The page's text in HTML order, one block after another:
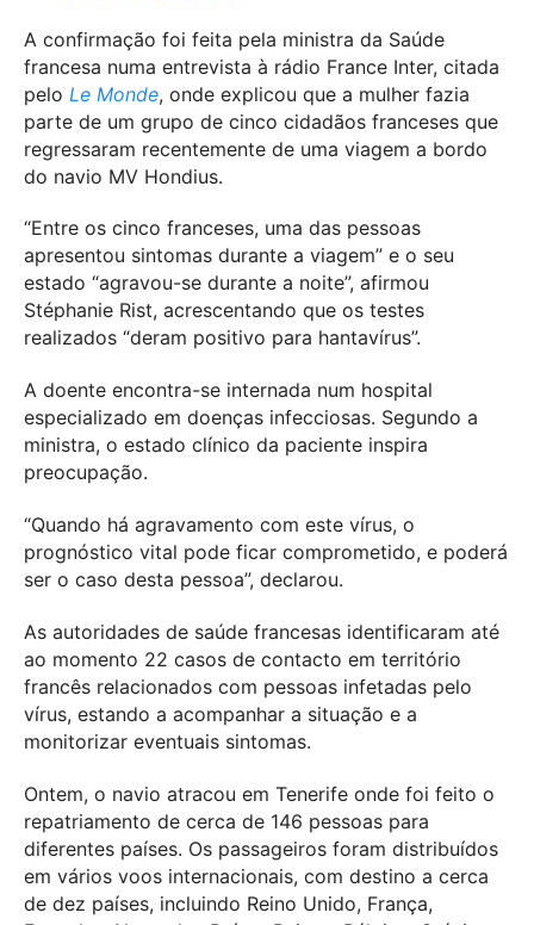
A confirmação foi feita pela ministra da Saúde
francesa numa entrevista à rádio France Inter, citada
pelo Le Monde, onde explicou que a mulher fazia
parte de um grupo de cinco cidadãos franceses que
regressaram recentemente de uma viagem a bordo
do navio MV Hondius.
“Entre os cinco franceses, uma das pessoas
apresentou sintomas durante a viagem” e o seu
estado “agravou-se durante a noite”, afirmou
Stéphanie Rist, acrescentando que os testes
realizados “deram positivo para hantavírus”.
A doente encontra-se internada num hospital
especializado em doenças infecciosas. Segundo a
ministra, o estado clínico da paciente inspira
preocupação.
“Quando há agravamento com este vírus, o
prognóstico vital pode ficar comprometido, e poderá
ser o caso desta pessoa”, declarou.
As autoridades de saúde francesas identificaram até
ao momento 22 casos de contacto em território
francês relacionados com pessoas infetadas pelo
vírus, estando a acompanhar a situação e a
monitorizar eventuais sintomas.
Ontem, o navio atracou em Tenerife onde foi feito o
repatriamento de cerca de 146 pessoas para
diferentes países. Os passageiros foram distribuídos
em vários voos internacionais, com destino a cerca
de dez países, incluindo Reino Unido, França,